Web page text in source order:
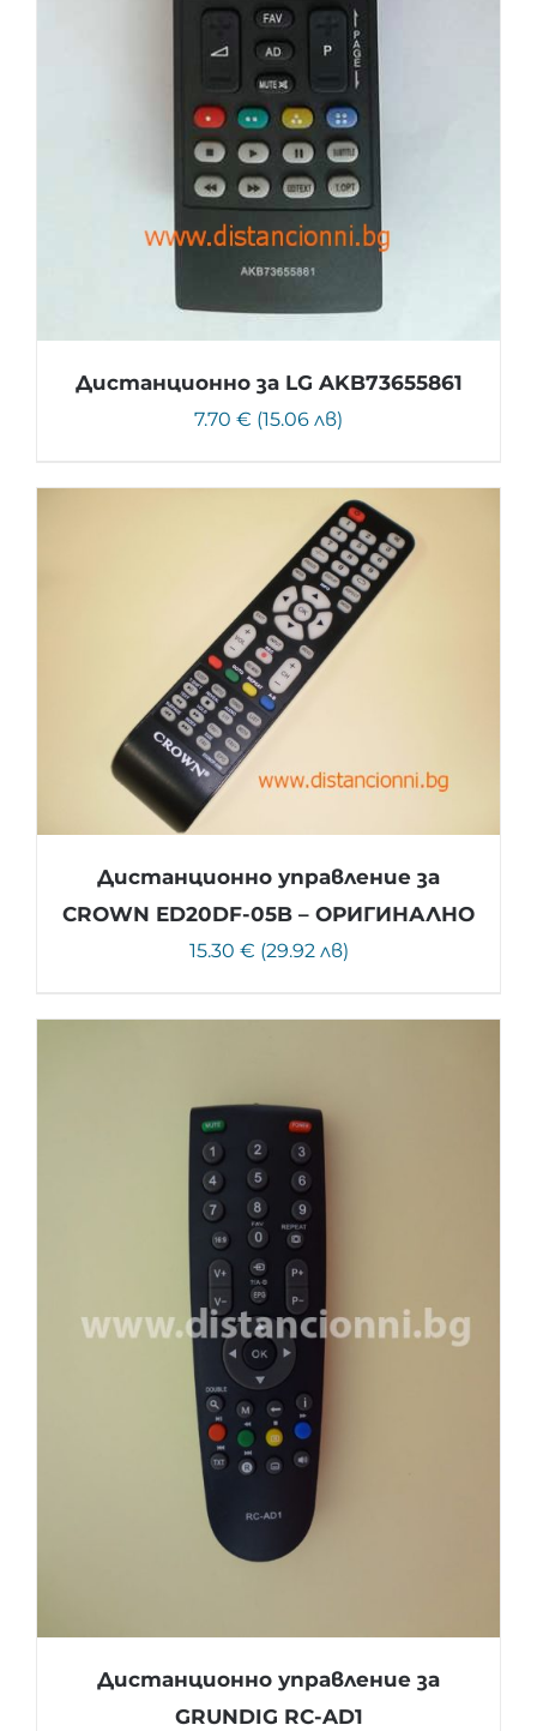
Дистанционно за LG AKB73655861
7.70 € (15.06 лв)
Дистанционно управление за
CROWN ED20DF-05B – ОРИГИНАЛНО
15.30 € (29.92 лв)
Дистанционно управление за
GRUNDIG RC-AD1